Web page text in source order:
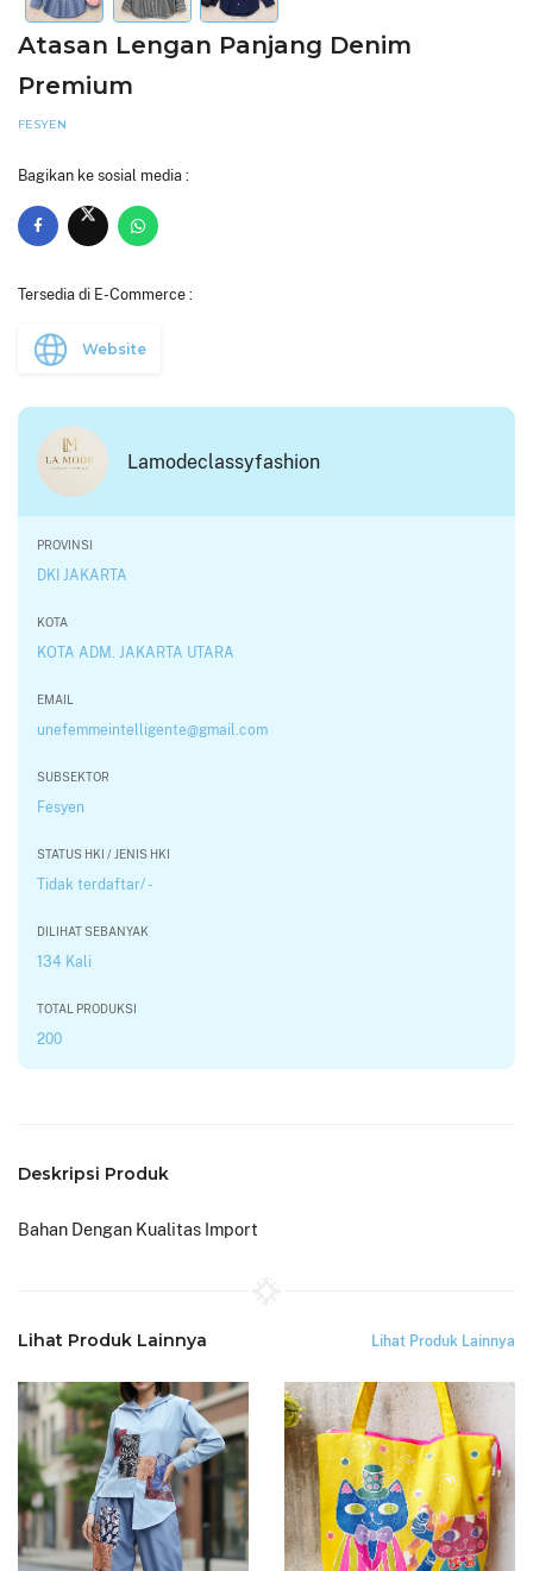
Atasan Lengan Panjang Denim
Premium
FESYEN
Bagikan ke sosial media :
Tersedia di E-Commerce :
Website
Lamodeclassyfashion
PROVINSI
DKI JAKARTA
KOTA
KOTA ADM. JAKARTA UTARA
EMAIL
unefemmeintelligente@gmail.com
SUBSEKTOR
Fesyen
STATUS HKI / JENIS HKI
Tidak terdaftar/ -
DILIHAT SEBANYAK
134 Kali
TOTAL PRODUKSI
200
Deskripsi Produk
Bahan Dengan Kualitas Import
Lihat Produk Lainnya Lihat Produk Lainnya